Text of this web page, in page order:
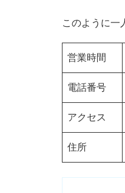
このように一
営業時間
電話番号
アクセス
住所